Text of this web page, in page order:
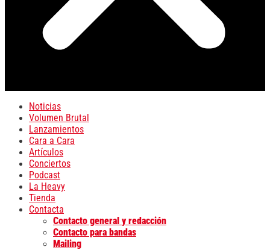
Noticias
Volumen Brutal
Lanzamientos
Cara a Cara
Artículos
Conciertos
Podcast
La Heavy
Tienda
Contacta
Contacto general y redacción
Contacto para bandas
Mailing